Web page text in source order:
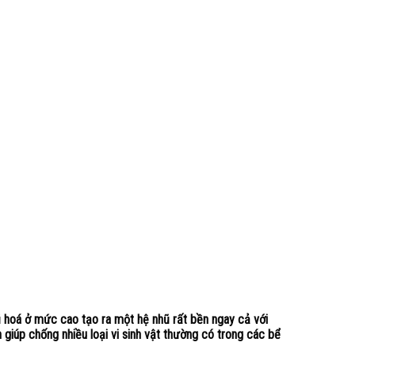
ở mức cao tạo ra một hệ nhũ rất bền ngay cả với
chống nhiều loại vi sinh vật thường có trong các bể